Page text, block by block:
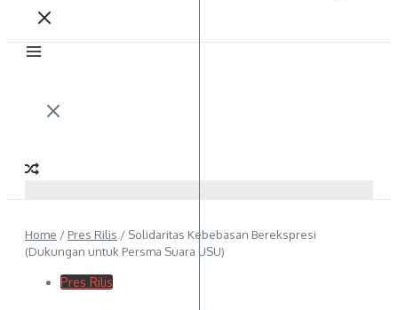
Home / Pres Rilis / Solidaritas Kebebasan Berekspresi
(Dukungan untuk Persma Suara USU)
Pres Rilis